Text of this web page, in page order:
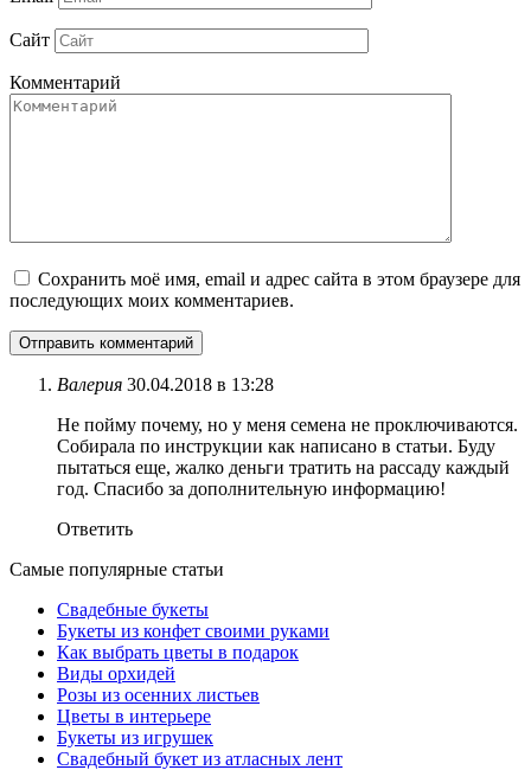
Сайт
Комментарий
Сохранить моё имя, email и адрес сайта в этом браузере для
последующих моих комментариев.
Валерия 30.04.2018 в 13:28
Не пойму почему, но у меня семена не проключиваются.
Собирала по инструкции как написано в статьи. Буду
пытаться еще, жалко деньги тратить на рассаду каждый
год. Спасибо за дополнительную информацию!
Ответить
Самые популярные статьи
Свадебные букеты
Букеты из конфет своими руками
Как выбрать цветы в подарок
Виды орхидей
Розы из осенних листьев
Цветы в интерьере
Букеты из игрушек
Свадебный букет из атласных лент